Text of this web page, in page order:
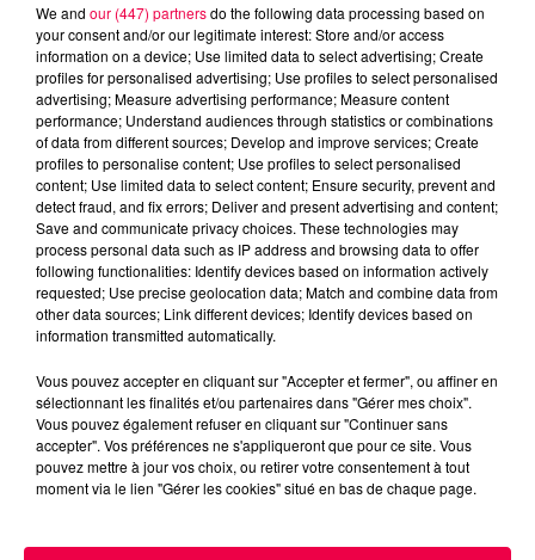
Flash infos
Crédit :Flash infos
We and our (447) partnersdo the following data processing based on
your consent and/or our legitimate interest: Store and/or access
information on a device; Use limited data to select advertising; Create
profiles for personalised advertising; Use profiles to select personalised
advertising; Measure advertising performance; Measure content
performance; Understand audiences through statistics or combinations
of data from different sources; Develop and improve services; Create
profiles to personalise content; Use profiles to select personalised
content; Use limited data to select content; Ensure security, prevent and
detect fraud, and fix errors; Deliver and present advertising and content;
Save and communicate privacy choices. These technologies may
process personal data such as IP address and browsing data to offer
following functionalities: Identify devices based on information actively
requested; Use precise geolocation data; Match and combine data from
other data sources; Link different devices; Identify devices based on
information transmitted automatically.
Vous pouvez accepter en cliquant sur "Accepter et fermer", ou affiner en
sélectionnant les finalités et/ou partenaires dans "Gérer mes choix".
Vous pouvez également refuser en cliquant sur "Continuer sans
accepter". Vos préférences ne s'appliqueront que pour ce site. Vous
pouvez mettre à jour vos choix, ou retirer votre consentement à tout
moment via le lien "Gérer les cookies" situé en bas de chaque page.